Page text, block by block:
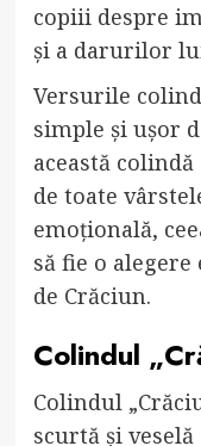
copiii despre
și a darurilor
Versurile
simple și ușor
această
de toate
emoțională,
să fie o
de Crăciun.
Colindul
Colindul
scurtă și